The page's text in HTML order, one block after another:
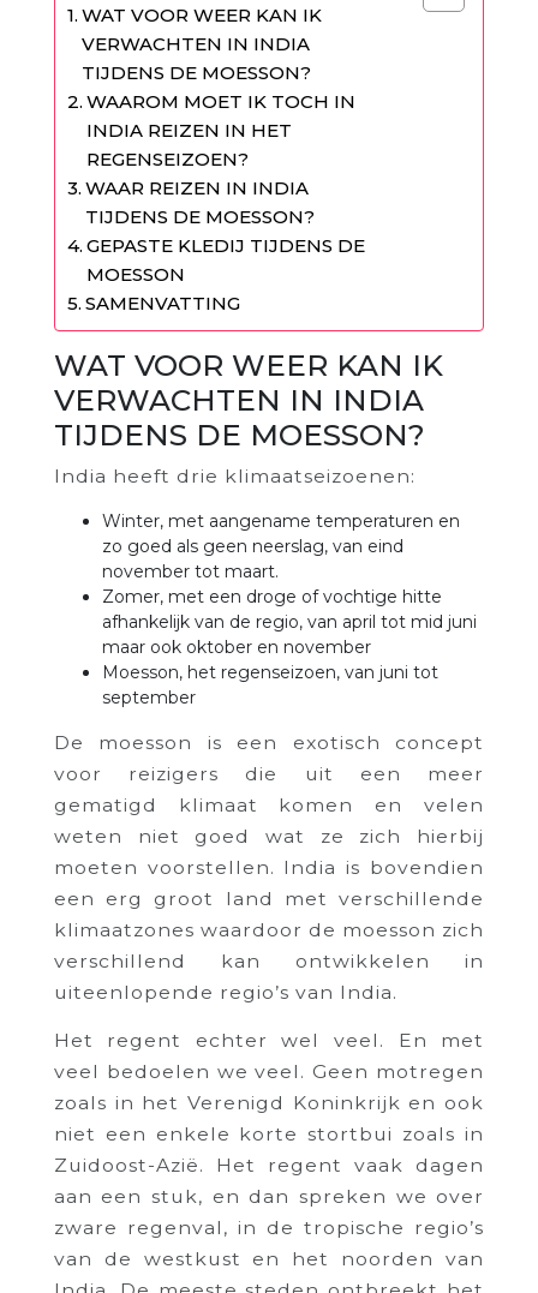
WAT VOOR WEER KAN IK
VERWACHTEN IN INDIA
TIJDENS DE MOESSON?
WAAROM MOET IK TOCH IN
INDIA REIZEN IN HET
REGENSEIZOEN?
WAAR REIZEN IN INDIA
TIJDENS DE MOESSON?
GEPASTE KLEDIJ TIJDENS DE
MOESSON
SAMENVATTING
WAT VOOR WEER KAN IK
VERWACHTEN IN INDIA
TIJDENS DE MOESSON?
India heeft drie klimaatseizoenen:
Winter, met aangename temperaturen en
zo goed als geen neerslag, van eind
november tot maart.
Zomer, met een droge of vochtige hitte
afhankelijk van de regio, van april tot mid juni
maar ook oktober en november
Moesson, het regenseizoen, van juni tot
september
De moesson is een exotisch concept
voor reizigers die uit een meer
gematigd klimaat komen en velen
weten niet goed wat ze zich hierbij
moeten voorstellen. India is bovendien
een erg groot land met verschillende
klimaatzones waardoor de moesson zich
verschillend kan ontwikkelen in
uiteenlopende regio’s van India.
Het regent echter wel veel. En met
veel bedoelen we veel. Geen motregen
zoals in het Verenigd Koninkrijk en ook
niet een enkele korte stortbui zoals in
Zuidoost-Azië. Het regent vaak dagen
aan een stuk, en dan spreken we over
zware regenval, in de tropische regio’s
van de westkust en het noorden van